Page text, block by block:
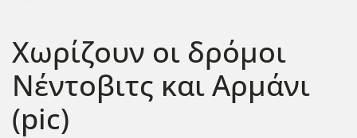
Χωρίζουν οι δρόμοι
Νέντοβιτς και Αρμάνι
(pic)